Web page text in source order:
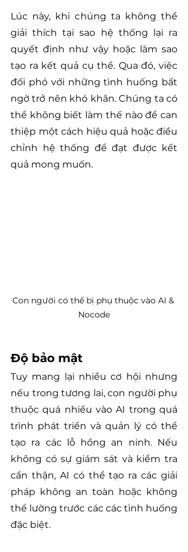
Lúc này, khi chúng ta không thể
giải thích tại sao hệ thống lại ra
quyết định như vậy hoặc làm sao
tạo ra kết quả cụ thể. Qua đó, việc
đối phó với những tình huống bất
ngờ trở nên khó khăn. Chúng ta có
thể không biết làm thế nào để can
thiệp một cách hiệu quả hoặc điều
chỉnh hệ thống để đạt được kết
quả mong muốn.
Con người có thể bị phụ thuộc vào AI &
Nocode
Độ bảo mật
Tuy mang lại nhiều cơ hội nhưng
nếu trong tương lai, con người phụ
thuộc quá nhiều vào AI trong quá
trình phát triển và quản lý có thể
tạo ra các lỗ hổng an ninh. Nếu
không có sự giám sát và kiểm tra
cẩn thận, AI có thể tạo ra các giải
pháp không an toàn hoặc không
thể lường trước các các tình huống
đặc biệt.